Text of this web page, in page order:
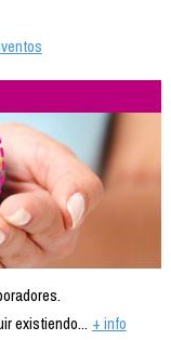
existiendo... + info